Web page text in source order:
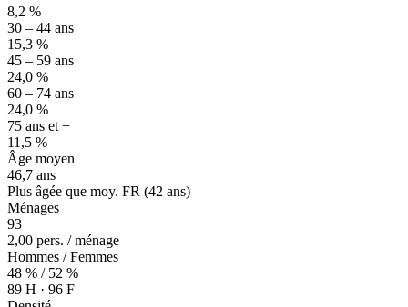
8,2 %
30 – 44 ans
15,3 %
45 – 59 ans
24,0 %
60 – 74 ans
24,0 %
75 ans et +
11,5 %
Âge moyen
46,7 ans
Plus âgée que moy. FR (42 ans)
Ménages
93
2,00 pers. / ménage
Hommes / Femmes
48 % / 52 %
89 H · 96 F